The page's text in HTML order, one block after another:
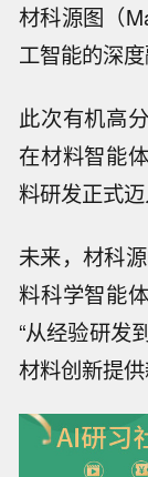
材科源图（
工智能的深度
此次有机高
在材料智能
料研发正式迈
未来，材科
料科学智能
“从经验研发
材料创新提供